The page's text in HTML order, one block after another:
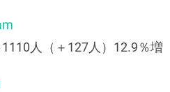
人（＋127人）12.9％増